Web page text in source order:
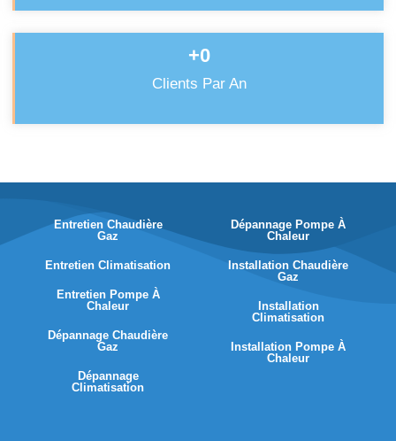
Clients Par An
+0
Entretien Chaudière
Gaz
Entretien Climatisation
Entretien Pompe À
Chaleur
Dépannage Chaudière
Gaz
Dépannage
Climatisation
Dépannage Pompe À
Chaleur
Installation Chaudière
Gaz
Installation
Climatisation
Installation Pompe À
Chaleur